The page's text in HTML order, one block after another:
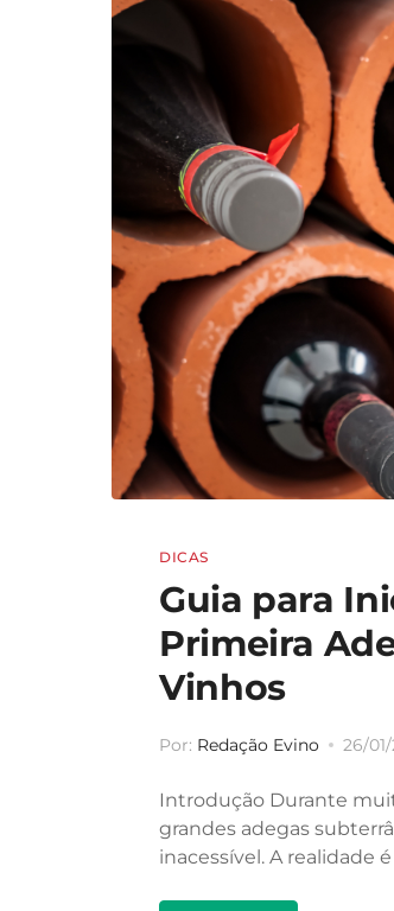
DICAS
Guia para
Primeira
Vinhos
Por: Redação Evino 26/
Introdução Durante
grandes adegas
inacessível. A realidade